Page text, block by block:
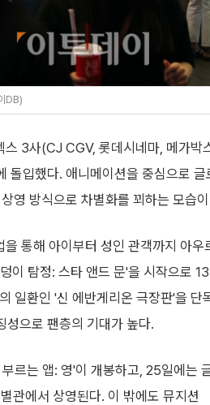
DB)
3사(CJ CGV, 롯데시네마, 메가박
돌입했다. 애니메이션을 중심으로
영 방식으로 차별화를 꾀하는 모습
통해 아이부터 성인 관객까지 아우
이 탐정: 스타 앤드 문'을 시작으로
일환인 '신 에반게리온 극장판'을 단
성으로 팬층의 기대가 높다.
르는 앱: 영'이 개봉하고, 25일에는
관에서 상영된다. 이 밖에도 뮤지션